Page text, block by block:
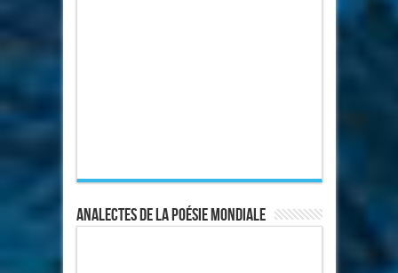
Analectes de la poésie mondiale